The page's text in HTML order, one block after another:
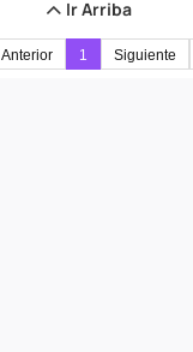
Ir Arriba
Anterior 1 Siguiente